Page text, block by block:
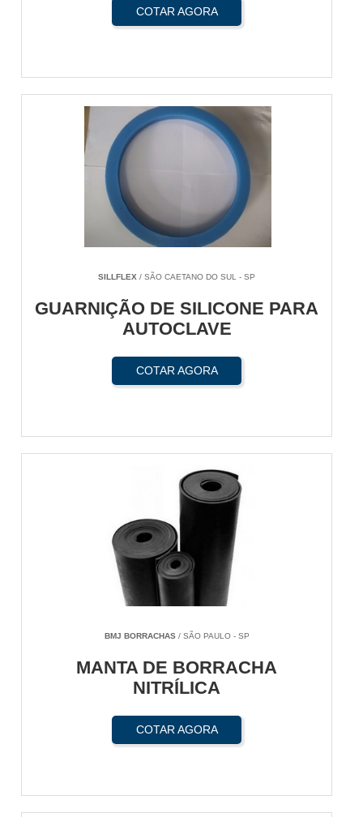
COTAR AGORA
SILLFLEX / SÃO CAETANO DO SUL - SP
GUARNIÇÃO DE SILICONE PARA
AUTOCLAVE
COTAR AGORA
BMJ BORRACHAS/ SÃO PAULO - SP
MANTA DE BORRACHA
NITRÍLICA
COTAR AGORA